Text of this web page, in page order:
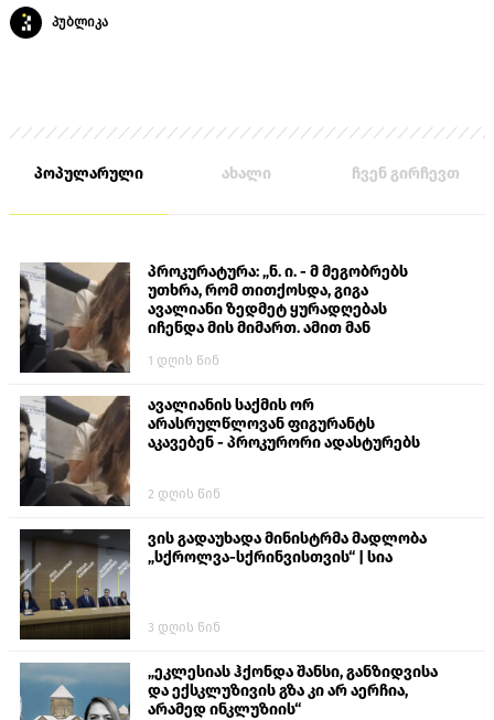
პუბლიკა
პოპულარული ახალი ჩვენ გირჩევთ
პროკურატურა: „ნ. ი. - მ მეგობრებს
უთხრა, რომ თითქოსდა, გიგა
ავალიანი ზედმეტ ყურადღებას
იჩენდა მის მიმართ. ამით მან
თავს დასხმოდა გიგა ავალიანს“
1 დღის წინ
ავალიანის საქმის ორ
არასრულწლოვან ფიგურანტს
აკავებენ - პროკურორი ადასტურებს
2 დღის წინ
ვის გადაუხადა მინისტრმა მადლობა
„სქროლვა-სქრინვისთვის“ | სია
3 დღის წინ
„ეკლესიას ჰქონდა შანსი, განზიდვისა
და ექსკლუზივის გზა კი არ აერჩია,
არამედ ინკლუზიის“